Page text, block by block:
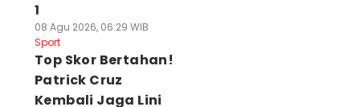
1
08 Agu 2026, 06:29 WIB
Sport
Top Skor Bertahan!
Patrick Cruz
Kembali Jaga Lini